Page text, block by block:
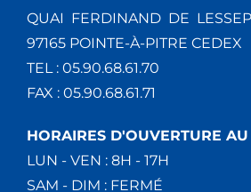
QUAI FERDINAND DE
97165 POINTE-À-PITRE CEDEX
TEL : 05.90.68.61.70
FAX : 05.90.68.61.71
HORAIRES D'OUVERTURE
LUN - VEN : 8H - 17H
SAM - DIM : FERMÉ